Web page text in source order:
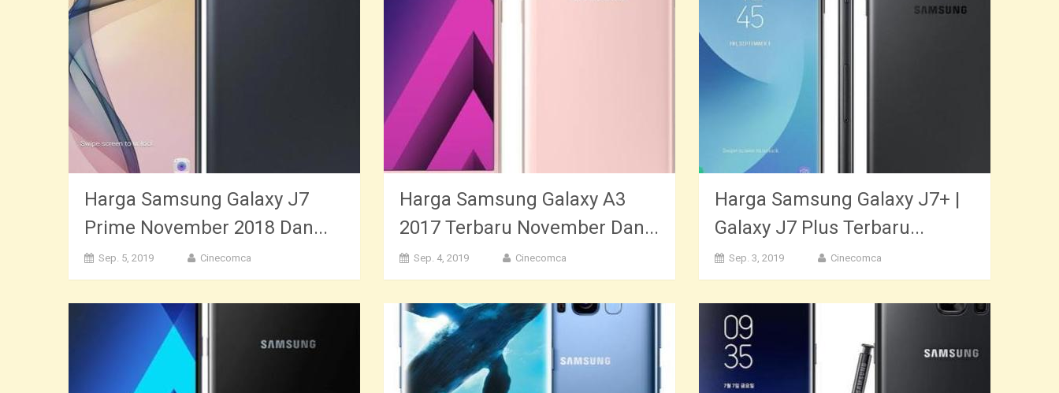
Harga Samsung Galaxy J7
Prime November 2018 Dan...
Sep. 5, 2019 Cinecomca
Harga Samsung Galaxy A3
2017 Terbaru November Dan...
Sep. 4, 2019 Cinecomca
Harga Samsung Galaxy J7+ |
Galaxy J7 Plus Terbaru...
Sep. 3, 2019 Cinecomca